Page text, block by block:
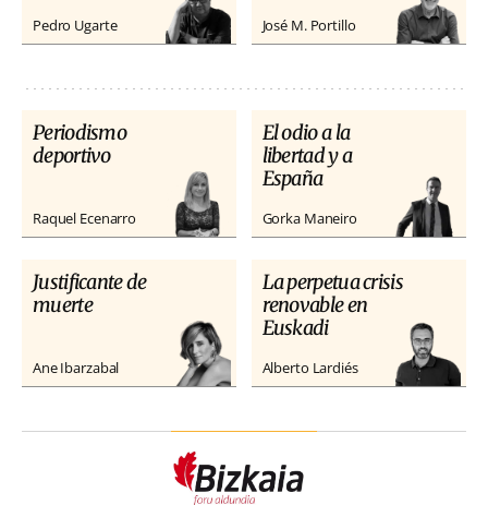
Pedro Ugarte José M. Portillo
Periodismo
deportivo
Raquel Ecenarro
El odio a la
libertad y a
España
Gorka Maneiro
Justificante de
muerte
Ane Ibarzabal
La perpetua crisis
renovable en
Euskadi
Alberto Lardiés